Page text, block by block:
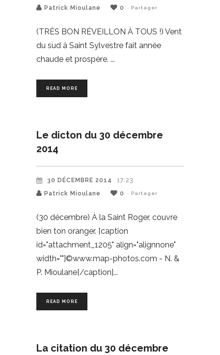
Patrick Mioulane 0 Partager
(TRÈS BON RÉVEILLON À TOUS !) Vent
du sud à Saint Sylvestre fait année
chaude et prospère.
READ MORE
Le dicton du 30 décembre
2014
30 DÉCEMBRE 2014
17:23
Patrick Mioulane
0 Partager
(30 décembre) À la Saint Roger, couvre
bien ton oranger. [caption
id="attachment_1205" align="alignnone"
width=""]©www.map-photos.com - N. &
P. Mioulane[/caption]
READ MORE
La citation du 30 décembre